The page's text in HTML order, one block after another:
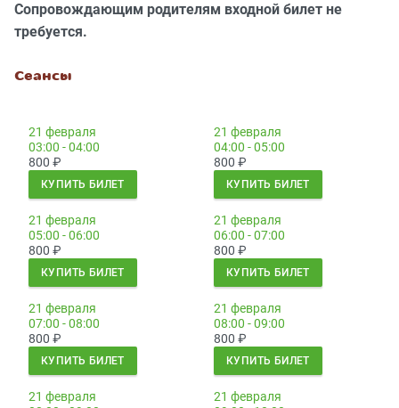
Сопровождающим родителям входной билет не
требуется.
Сеансы
21 февраля
03:00 - 04:00
800 ₽
КУПИТЬ БИЛЕТ
21 февраля
04:00 - 05:00
800 ₽
КУПИТЬ БИЛЕТ
21 февраля
05:00 - 06:00
800 ₽
КУПИТЬ БИЛЕТ
21 февраля
06:00 - 07:00
800 ₽
КУПИТЬ БИЛЕТ
21 февраля
07:00 - 08:00
800 ₽
КУПИТЬ БИЛЕТ
21 февраля
08:00 - 09:00
800 ₽
КУПИТЬ БИЛЕТ
21 февраля
21 февраля